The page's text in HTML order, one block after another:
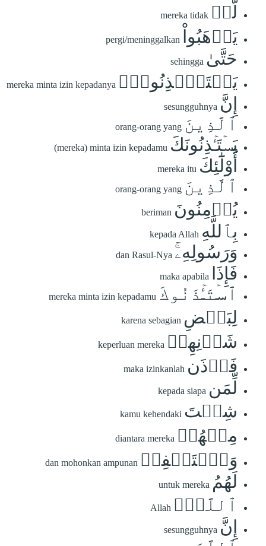
لَّمۡ mereka tidak
يَذۡهَبُواْ pergi/meninggalkan
حَتَّىٰ sehingga
يَسۡتَـٔۡذِنُوهُۚ mereka minta izin kepadanya
إِنَّ sesungguhnya
ٱلَّذِينَ orang-orang yang
يَسۡتَـٔۡذِنُونَكَ (mereka) minta izin kepadamu
أُوْلَٰٓئِكَ mereka itu
ٱلَّذِينَ orang-orang yang
يُؤۡمِنُونَ beriman
بِٱللَّهِ kepada Allah
وَرَسُولِهِۦۚ dan Rasul-Nya
فَإِذَا maka apabila
ٱسۡتَـٔۡذَنُوكَ mereka minta izin kepadamu
لِبَعۡضِ karena sebagian
شَأۡنِهِمۡ keperluan mereka
فَأۡذَن maka izinkanlah
لِّمَن kepada siapa
شِئۡتَ kamu kehendaki
مِنۡهُمۡ diantara mereka
وَٱسۡتَغۡفِرۡ dan mohonkan ampunan
لَهُمُ untuk mereka
ٱللَّهَۚ Allah
إِنَّ sesungguhnya